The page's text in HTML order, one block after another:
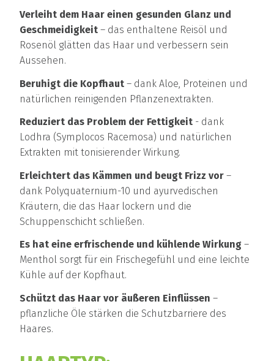
Verleiht dem Haar einen gesunden Glanz und
Geschmeidigkeit – das enthaltene Reisöl und
Rosenöl glätten das Haar und verbessern sein
Aussehen.
Beruhigt die Kopfhaut – dank Aloe, Proteinen und
natürlichen reinigenden Pflanzenextrakten.
Reduziert das Problem der Fettigkeit - dank
Lodhra (Symplocos Racemosa) und natürlichen
Extrakten mit tonisierender Wirkung.
Erleichtert das Kämmen und beugt Frizz vor –
dank Polyquaternium-10 und ayurvedischen
Kräutern, die das Haar lockern und die
Schuppenschicht schließen.
Es hat eine erfrischende und kühlende Wirkung –
Menthol sorgt für ein Frischegefühl und eine leichte
Kühle auf der Kopfhaut.
Schützt das Haar vor äußeren Einflüssen –
pflanzliche Öle stärken die Schutzbarriere des
Haares.